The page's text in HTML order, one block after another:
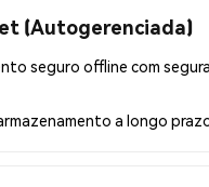
(Autogerenciada)
seguro offline com
a longo